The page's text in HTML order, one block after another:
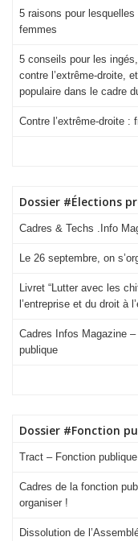
5 raisons pour
femmes
5 conseils pour les
contre l’extrême-droite,
populaire dans le cadre
Contre l’extrême-droite :
Dossier #Élections
Cadres & Techs .Info
Le 26 septembre, on
Livret “Lutter avec les
l’entreprise et du droit à
Cadres Infos Magazine
publique
Dossier #Fonction
Tract – Fonction
Cadres de la fonction
organiser !
Dissolution de